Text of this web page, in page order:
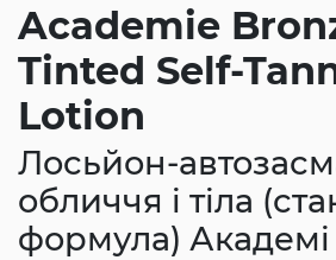
Academie
Tinted Self-
Lotion
Лосьйон-
обличчя і тіла
формула) Академі